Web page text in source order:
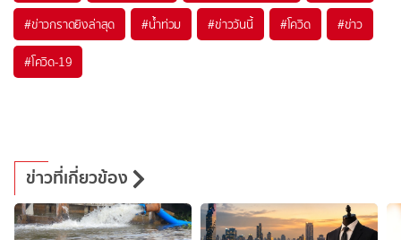
#ข่าวกราดยิงล่าสุด #น้ำท่วม #ข่าววันนี้ #โควิด #ข่าว
#โควิด-19
ข่าวที่เกี่ยวข้อง